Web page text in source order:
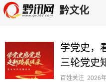
黔文化
学党史，
三轮党史
百姓关注 2026